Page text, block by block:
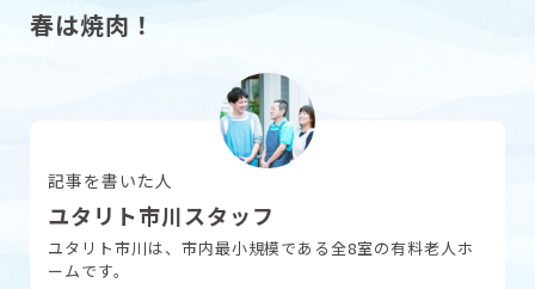
お問い合わせ
春は焼肉！
記事を書いた人
ユタリト市川スタッフ
ユタリト市川は、市内最小規模である全8室の有料老人ホ
ームです。